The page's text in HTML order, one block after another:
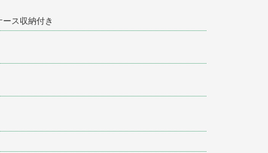
ス収納付き